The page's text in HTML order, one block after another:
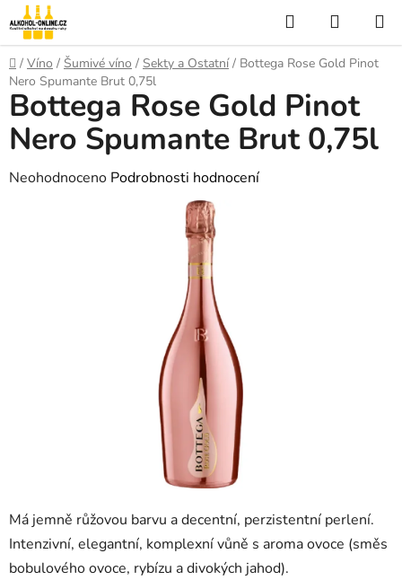
Přejít
na
obsah
Hledat
KOŠÍK
Domů
/ Víno / Šumivé víno / Sekty a Ostatní / Bottega Rose Gold Pinot
Nero Spumante Brut 0,75l
Má jemně růžovou barvu a decentní, perzistentní perlení.
Intenzivní, elegantní, komplexní vůně s aroma ovoce (směs
bobulového ovoce, rybízu a divokých jahod).
Bottega Rose Gold Pinot
Nero Spumante Brut 0,75l
Průměrné
Neohodnoceno Podrobnosti hodnocení